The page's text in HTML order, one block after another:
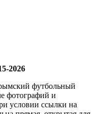
2026
футбольный
фотографий и
условии ссылки на